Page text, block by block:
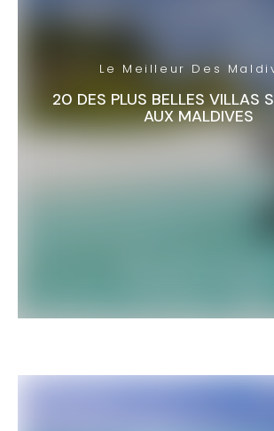
Le Meilleur Des
20 DES PLUS BELLES VILLAS
AUX MALDIVES